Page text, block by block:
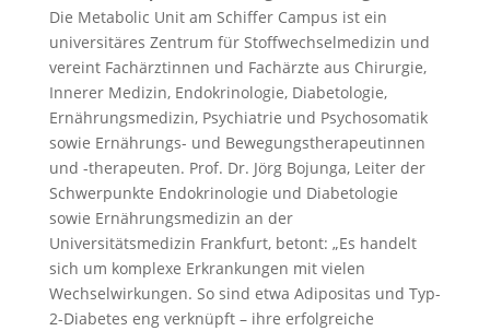
Die Metabolic Unit am Schiffer Campus ist ein
universitäres Zentrum für Stoffwechselmedizin und
vereint Fachärztinnen und Fachärzte aus Chirurgie,
Innerer Medizin, Endokrinologie, Diabetologie,
Ernährungsmedizin, Psychiatrie und Psychosomatik
sowie Ernährungs- und Bewegungstherapeutinnen
und -therapeuten. Prof. Dr. Jörg Bojunga, Leiter der
Schwerpunkte Endokrinologie und Diabetologie
sowie Ernährungsmedizin an der
Universitätsmedizin Frankfurt, betont: „Es handelt
sich um komplexe Erkrankungen mit vielen
Wechselwirkungen. So sind etwa Adipositas und Typ-
2-Diabetes eng verknüpft – ihre erfolgreiche